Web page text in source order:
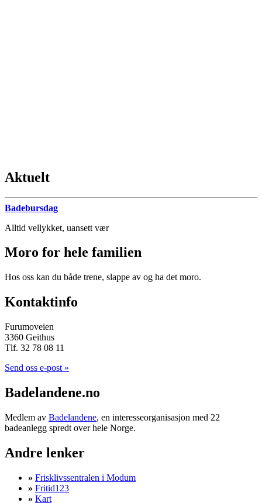
Aktuelt
Badebursdag
Alltid vellykket, uansett vær
Moro for hele familien
Hos oss kan du både trene, slappe av og ha det moro.
Kontaktinfo
Furumoveien
3360 Geithus
Tlf. 32 78 08 11
Send oss e-post »
Badelandene.no
Medlem av Badelandene, en interesseorganisasjon med 22
badeanlegg spredt over hele Norge.
Andre lenker
» Frisklivssentralen i Modum
» Fritid123
» Kart